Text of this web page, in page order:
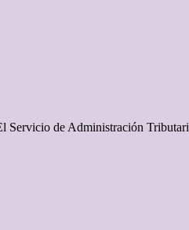
Servicio de Administración